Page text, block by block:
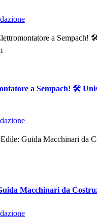
a Sempach! 🛠️
Macchinari da